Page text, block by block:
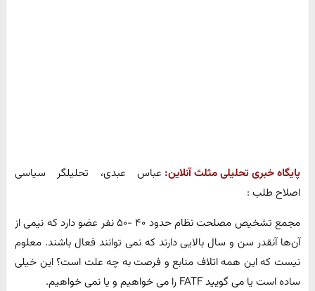
پایگاه خبری تحلیلی مثلث آنلاین: عباس عبدی، تحلیلگر سیاسی
اصلاح طلب :
مجمع تشخیص مصلحت نظام حدود ۴۰ -۵۰ نفر عضو دارد که نیمی از
آن‌ها آنقدر سن و سال بالایی دارند که نمی توانند فعال باشند. معلوم
نیست که این همه اتلاف منابع و فرصت به چه علت است؟ این خیلی
ساده است یا می گویید FATF را می خواهیم و یا نمی خواهیم.